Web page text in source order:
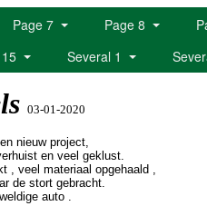
Page 7 Page 8
Several 1
03-01-2020
nieuw project,
en veel geklust.
, veel materiaal opgehaald ,
de stort gebracht.
auto .